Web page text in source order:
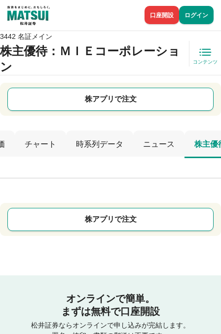
口座開設 ログイン
3442 名証メイン
株主優待：ＭＩＥコーポレーショ
ン
コンテンツ
株アプリで注文
チャート 時系列データ ニュース 株主優
株アプリで注文
オンラインで簡単。
まずは無料で口座開設
松井証券ならオンラインで申し込みが完結します。